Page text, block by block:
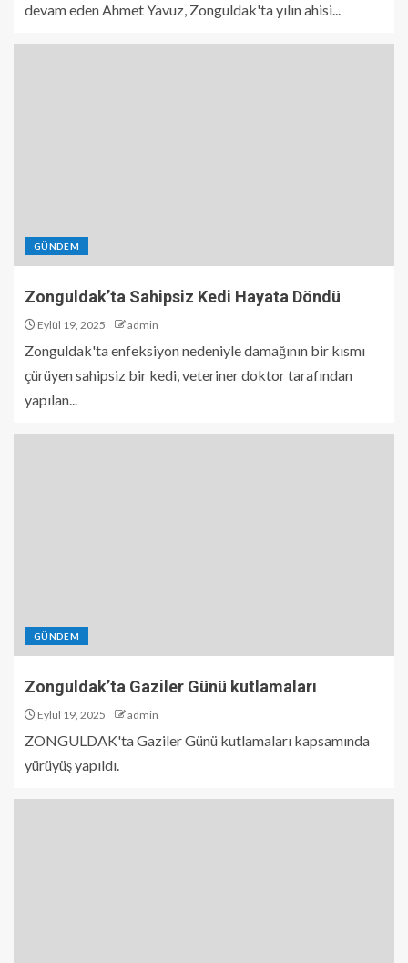
devam eden Ahmet Yavuz, Zonguldak'ta yılın ahisi...
GÜNDEM
Zonguldak’ta Sahipsiz Kedi Hayata Döndü
Eylül 19, 2025 admin
Zonguldak'ta enfeksiyon nedeniyle damağının bir kısmı
çürüyen sahipsiz bir kedi, veteriner doktor tarafından
yapılan...
GÜNDEM
Zonguldak’ta Gaziler Günü kutlamaları
Eylül 19, 2025 admin
ZONGULDAK'ta Gaziler Günü kutlamaları kapsamında
yürüyüş yapıldı.